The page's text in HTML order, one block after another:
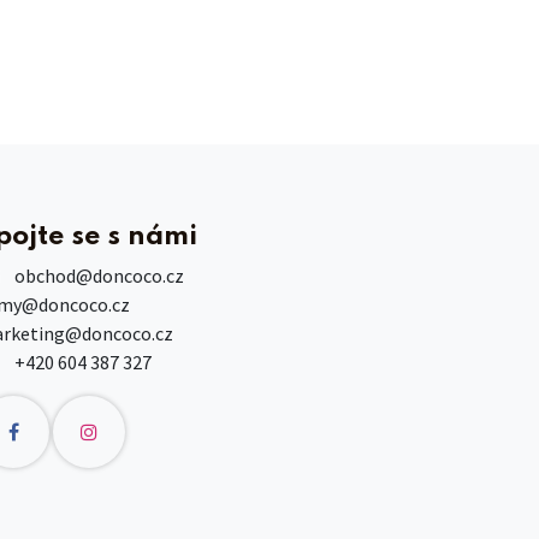
se s námi
obchod@doncoco.cz
+420 604 387 327